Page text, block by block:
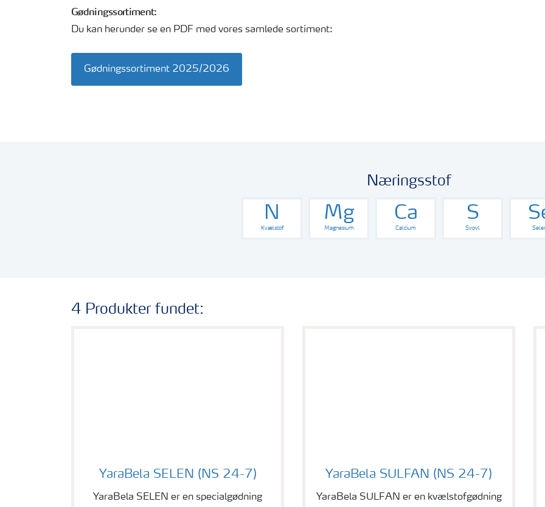
Gødningssortiment:
Du kan herunder se en PDF med vores samlede sortiment:
Gødningssortiment 2025/2026
Næringsstof
N
Kvælstof
Mg
Magnesium
Ca
Calcium
S
Svovl
4 Produkter fundet:
selen
YaraBela SELEN (NS 24-7)
YaraBela SELEN er en specialgødning
sulfan
YaraBela SULFAN (NS 24-7)
YaraBela SULFAN er en kvælstofgødning